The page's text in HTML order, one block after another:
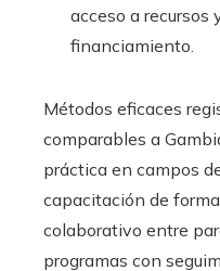
acceso a recursos
financiamiento.
Métodos eficaces
comparables a
práctica en campos
capacitación de
colaborativo entre
programas con